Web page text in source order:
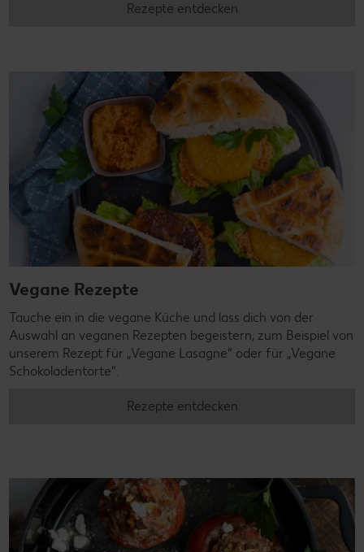
Rezepte entdecken
Vegane Rezepte
Tauche ein in die vegane Küche und lass dich von der
Auswahl an veganen Rezepten begeistern, zum Beispiel von
unserem Rezept für „Vegane Lasagne“ oder für „Vegane
Schokoladentorte“.
Rezepte entdecken